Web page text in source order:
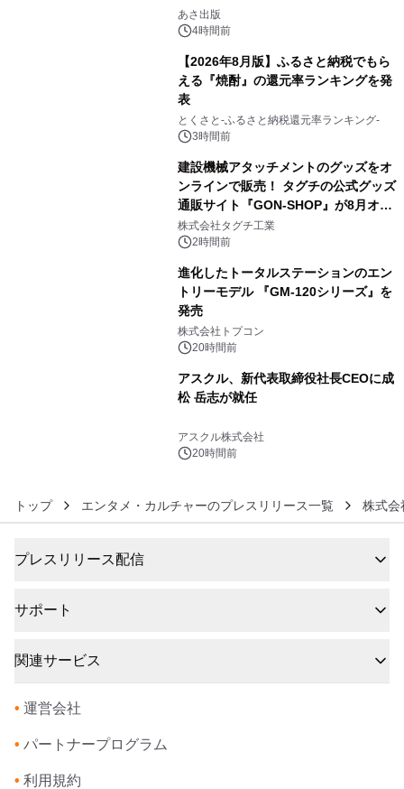
養としての蕎麦』2026年8月25日
（火）発売
あさ出版
4時間前
【2026年8月版】ふるさと納税でもら
える『焼酎』の還元率ランキングを発
表
とくさと-ふるさと納税還元率ランキング-
3時間前
建設機械アタッチメントのグッズをオ
ンラインで販売！ タグチの公式グッズ
通販サイト『GON-SHOP』が8月オー
プン
株式会社タグチ工業
2時間前
進化したトータルステーションのエン
トリーモデル 『GM-120シリーズ』を
発売
株式会社トプコン
20時間前
アスクル、新代表取締役社長CEOに成
松 岳志が就任
アスクル株式会社
20時間前
トップ エンタメ・カルチャーのプレスリリース一覧 株式会
プレスリリース配信
サポート
関連サービス
• 運営会社
• パートナープログラム
• 利用規約